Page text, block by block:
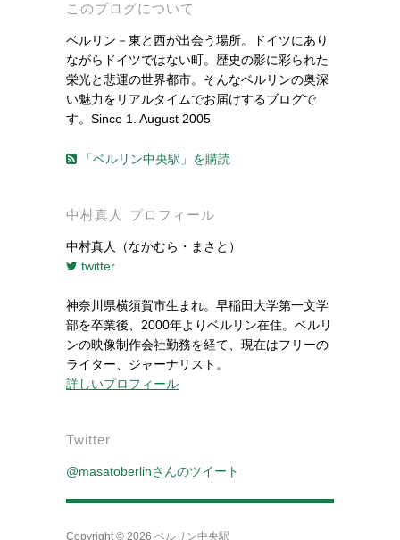
このブログについて
ベルリン－東と西が出会う場所。ドイツにあり
ながらドイツではない町。歴史の影に彩られた
栄光と悲運の世界都市。そんなベルリンの奥深
い魅力をリアルタイムでお届けするブログで
す。Since 1. August 2005
「ベルリン中央駅」を購読
中村真人 プロフィール
中村真人（なかむら・まさと）
twitter
神奈川県横須賀市生まれ。早稲田大学第一文学
部を卒業後、2000年よりベルリン在住。ベルリ
ンの映像制作会社勤務を経て、現在はフリーの
ライター、ジャーナリスト。
詳しいプロフィール
Twitter
@masatoberlinさんのツイート
Copyright © 2026 ベルリン中央駅